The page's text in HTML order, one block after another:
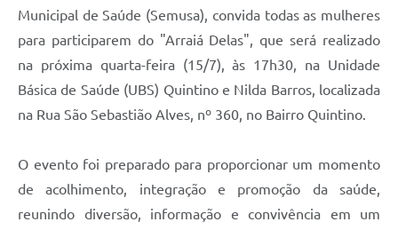
Municipal de Saúde (Semusa), convida todas as mulheres
para participarem do "Arraiá Delas", que será realizado
na próxima quarta-feira (15/7), às 17h30, na Unidade
Básica de Saúde (UBS) Quintino e Nilda Barros, localizada
na Rua São Sebastião Alves, nº 360, no Bairro Quintino.
O evento foi preparado para proporcionar um momento
de acolhimento, integração e promoção da saúde,
reunindo diversão, informação e convivência em um